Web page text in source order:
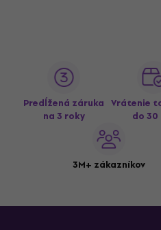
Predĺžená záruka
na 3 roky
Vrátenie
do 30
3M+ zákazníkov